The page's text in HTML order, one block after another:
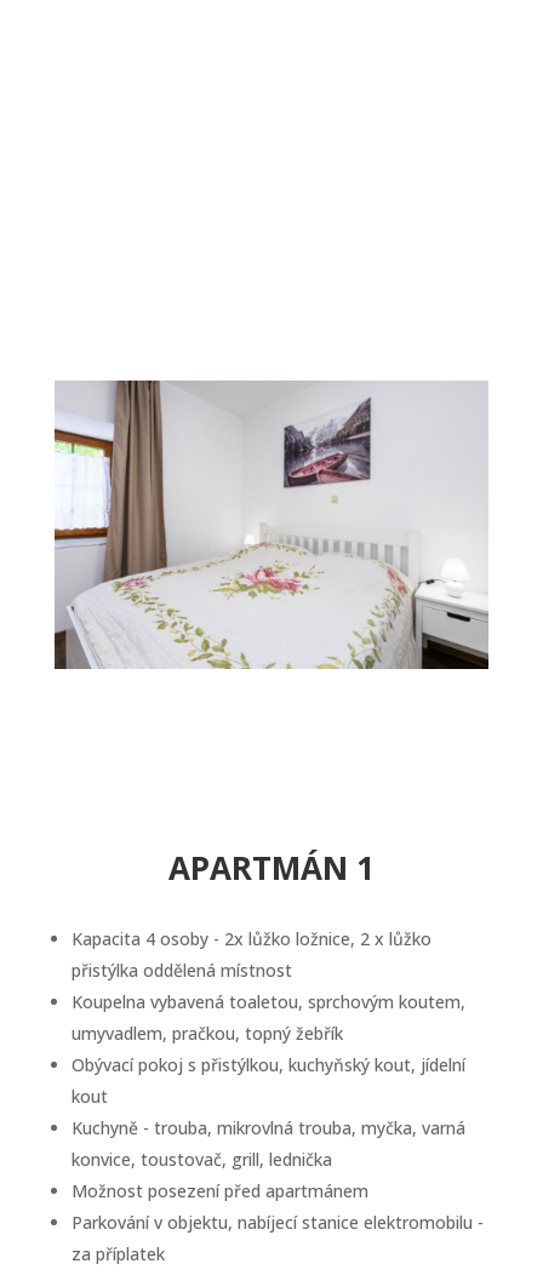
APARTMÁN 1
Kapacita 4 osoby - 2x lůžko ložnice, 2 x lůžko
přistýlka oddělená místnost
Koupelna vybavená toaletou, sprchovým koutem,
umyvadlem, pračkou, topný žebřík
Obývací pokoj s přistýlkou, kuchyňský kout, jídelní
kout
Kuchyně - trouba, mikrovlná trouba, myčka, varná
konvice, toustovač, grill, lednička
Možnost posezení před apartmánem
Parkování v objektu, nabíjecí stanice elektromobilu -
za příplatek